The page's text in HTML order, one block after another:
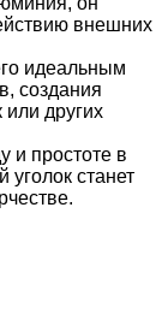
внешних
идеальным
создания
других
и простоте в
станет